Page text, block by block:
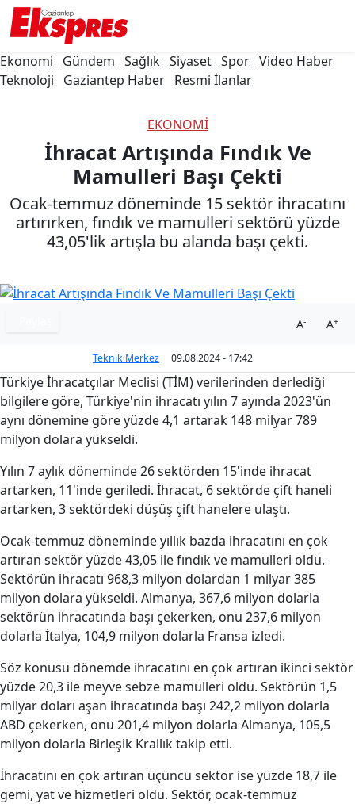
Ekonomi Gündem Sağlık Siyaset Spor Video Haber
Teknoloji
Gaziantep Haber Resmi İlanlar
EKONOMI
İhracat Artışında Fındık Ve
Mamulleri Başı Çekti
Ocak-temmuz döneminde 15 sektör ihracatını
artırırken, fındık ve mamulleri sektörü yüzde
43,05'lik artışla bu alanda başı çekti.
A- A+
Teknik Merkez 09.08.2024 - 17:42
Türkiye İhracatçılar Meclisi (TİM) verilerinden derlediği
bilgilere göre, Türkiye'nin ihracatı yılın 7 ayında 2023'ün
aynı dönemine göre yüzde 4,1 artarak 148 milyar 789
milyon dolara yükseldi.
Yılın 7 aylık döneminde 26 sektörden 15'inde ihracat
artarken, 11'inde geriledi. İhracat, 6 sektörde çift haneli
artarken, 3 sektördeki düşüş çift hanelere ulaştı.
Ocak-temmuz döneminde yıllık bazda ihracatını en çok
artıran sektör yüzde 43,05 ile fındık ve mamulleri oldu.
Sektörün ihracatı 968,3 milyon dolardan 1 milyar 385
milyon dolara yükseldi. Almanya, 367,6 milyon dolarla
sektörün ihracatında başı çekerken, onu 237,6 milyon
dolarla İtalya, 104,9 milyon dolarla Fransa izledi.
Söz konusu dönemde ihracatını en çok artıran ikinci sektör
yüzde 20,3 ile meyve sebze mamulleri oldu. Sektörün 1,5
milyar doları aşan ihracatında başı 242,2 milyon dolarla
ABD çekerken, onu 201,4 milyon dolarla Almanya, 105,5
milyon dolarla Birleşik Krallık takip etti.
İhracatını en çok artıran üçüncü sektör ise yüzde 18,7 ile
gemi, yat ve hizmetleri oldu. Sektör, ocak-temmuz